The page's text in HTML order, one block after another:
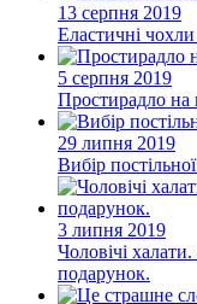
13 серпня 2019
Еластичні
5 серпня 2019
Простирадло на
29 липня 2019
Вибір
3 липня 2019
Чоловічі
подарунок.